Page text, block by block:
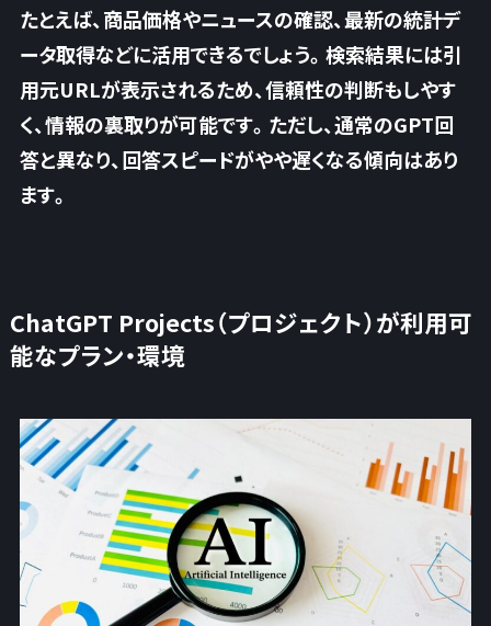
たとえば、商品価格やニュースの確認、最新の統計デ
ータ取得などに活用できるでしょう。検索結果には引
用元URLが表示されるため、信頼性の判断もしやす
く、情報の裏取りが可能です。ただし、通常のGPT回
答と異なり、回答スピードがやや遅くなる傾向はあり
ます。
ChatGPT Projects（プロジェクト）が利用可
能なプラン・環境